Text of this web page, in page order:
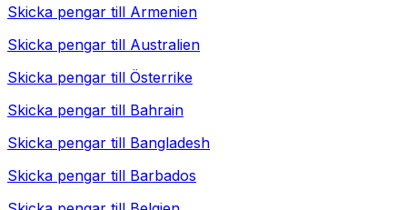
Skicka pengar till Armenien
Skicka pengar till Australien
Skicka pengar till Österrike
Skicka pengar till Bahrain
Skicka pengar till Bangladesh
Skicka pengar till Barbados